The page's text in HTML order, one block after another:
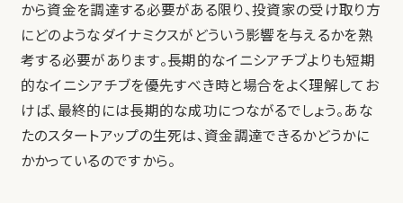
から資金を調達する必要がある限り、投資家の受け取り方
にどのようなダイナミクスがどういう影響を与えるかを熟
考する必要があります。長期的なイニシアチブよりも短期
的なイニシアチブを優先すべき時と場合をよく理解してお
けば、最終的には長期的な成功につながるでしょう。あな
たのスタートアップの生死は、資金調達できるかどうかに
かかっているのですから。